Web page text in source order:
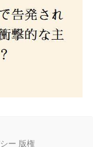
ー 版権